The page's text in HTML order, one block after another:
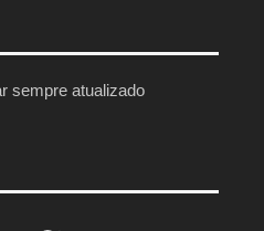
sempre atualizado